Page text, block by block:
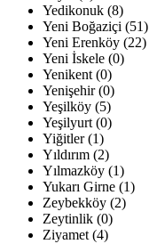
Yedikonuk (8)
Yeni Boğaziçi (51)
Yeni Erenköy (22)
Yeni İskele (0)
Yenikent (0)
Yenişehir (0)
Yeşilköy (5)
Yeşilyurt (0)
Yiğitler (1)
Yıldırım (2)
Yılmazköy (1)
Yukarı Girne (1)
Zeybekköy (2)
Zeytinlik (0)
Ziyamet (4)